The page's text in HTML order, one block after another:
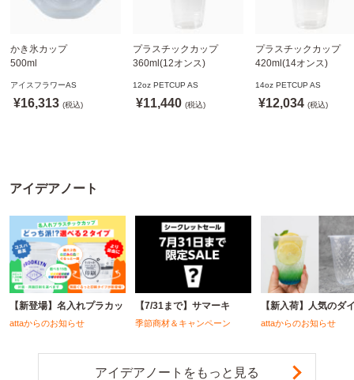
かき氷カップ
500ml
※北海道・沖縄・離島 送
料別途
アイスフラワーAS
¥16,313 (税込)
プラスチックカップ
360ml(12オンス)
製)
※沖縄・離島 配送料別途
12oz PETCUP AS
¥11,440 (税込)
プラスチックカップ
420ml(14オンス)
製)
※沖縄・離島 配送料
14oz PETCUP AS
¥12,034 (税込)
アイデアノート
【新登場】名入れプラカッ
attaからのお知らせ
【7/31まで】サマーキ
季節商材＆キャンペーン
【新入荷】人気のダ
attaからのお知らせ
アイデアノートをもっと見る